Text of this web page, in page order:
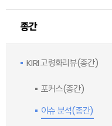
종간
KIRI 고령화리뷰(종간)
포커스(종간)
이슈 분석(종간)